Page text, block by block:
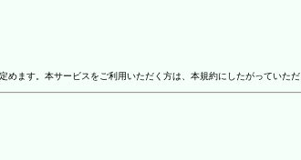
ます。本サービスをご利用いただく方は、本規約にしたがっていただ